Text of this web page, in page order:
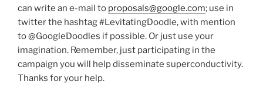
can write an e-mail to proposals@google.com; use in
twitter the hashtag #LevitatingDoodle, with mention
to @GoogleDoodles if possible. Or just use your
imagination. Remember, just participating in the
campaign you will help disseminate superconductivity.
Thanks for your help.